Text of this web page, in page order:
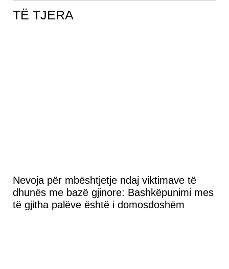
TË TJERA
Nevoja për mbështjetje ndaj viktimave të
dhunës me bazë gjinore: Bashkëpunimi mes
të gjitha palëve është i domosdoshëm